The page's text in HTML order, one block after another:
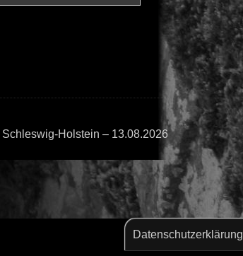
Schleswig-Holstein – 13.08.2026
Datenschutzerklärung